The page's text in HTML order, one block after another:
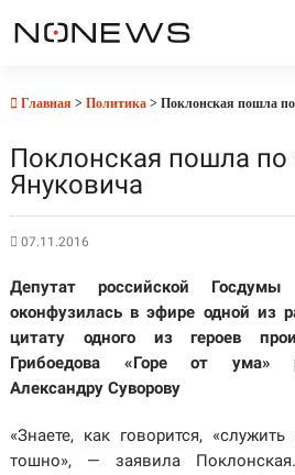
Главная > Политика> Поклонская пошла
Поклонская пошла по
Януковича
07.11.2016
Депутат российской Госдумы
оконфузилась в эфире одной из
цитату одного из героев
Грибоедова «Горе от ума»
Александру Суворову
«Знаете, как говорится,
тошно», — заявила